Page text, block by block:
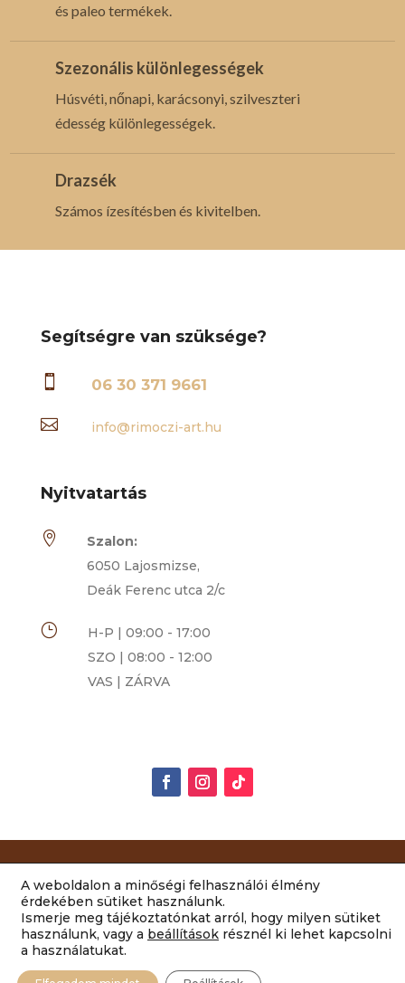
és paleo termékek.
Szezonális különlegességek
Húsvéti, nőnapi, karácsonyi, szilveszteri
édesség különlegességek.
Drazsék
Számos ízesítésben és kivitelben.
Segítségre van szüksége?
 06 30 371 9661
 info@rimoczi-art.hu
Nyitvatartás

Szalon:
6050 Lajosmizse,
Deák Ferenc utca 2/c
}
H-P | 09:00 - 17:00
SZO | 08:00 - 12:00
VAS | ZÁRVA
2022 Minden jog fenntartva |
Adatvédelem|Impresszum
A weboldalon a minőségi felhasználói élmény
érdekében sütiket használunk.
Ismerje meg tájékoztatónkat arról, hogy milyen sütiket
használunk, vagy a beállítások résznél ki lehet kapcsolni
a használatukat.